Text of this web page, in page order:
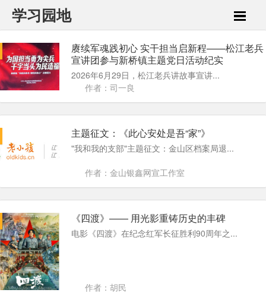
学习园地
赓续军魂践初心 实干担当启新程——松江老兵
宣讲团参与新桥镇主题党日活动纪实
2026年6月29日，松江老兵讲故事宣讲...
作者：司一良
主题征文：《此心安处是吾“家”》
"我和我的支部"主题征文：金山区档案局退...
作者：金山银鑫网宣工作室
《四渡》—— 用光影重铸历史的丰碑
电影《四渡》在纪念红军长征胜利90周年之...
作者：胡民